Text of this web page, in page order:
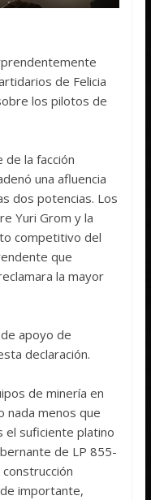
de Felicia
los pilotos de
la facción
una afluencia
dos potencias. Los
Yuri Grom y la
competitivo del
que
la mayor
apoyo de
declaración.
de minería en
nada menos que
el suficiente platino
de LP 855-
importante,